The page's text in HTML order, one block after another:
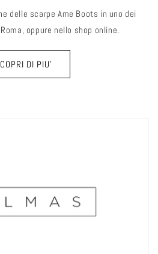
delle scarpe Ame Boots in uno dei
oppure nello shop online.
DI PIU'